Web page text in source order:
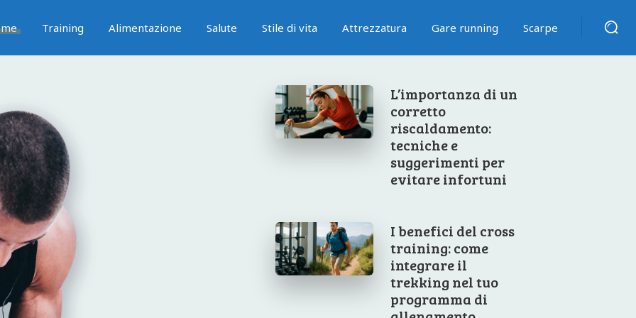
Training Alimentazione Salute Stile di vita Attrezzatura Gare running Scarpe
L’importanza di un
corretto
riscaldamento:
tecniche e
suggerimenti per
evitare infortuni
I benefici del cross
training: come
integrare il
trekking nel tuo
programma di